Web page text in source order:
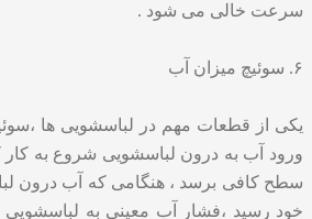
سرعت خالی می شود .
۶. سوئیچ میزان آب
یکی از قطعات مهم در لباسشویی ها
ورود آب به درون لباسشویی شروع به کار
سطح کافی برسد ، هنگامی که آب درون
خود رسید ،فشار آب معینی به